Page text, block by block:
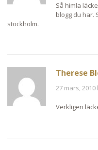
Så himla
blogg du har.
stockholm.
Therese
27 mars, 2010
Verkligen